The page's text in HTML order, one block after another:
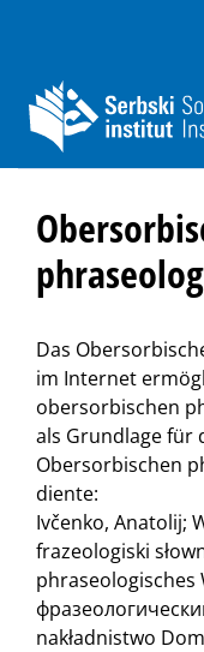
Das
im Internet
obersorbischen
als Grundlage für
Obersorbischen
diente:
Ivčenko, Anatolij;
frazeologiski
nakładnistwo